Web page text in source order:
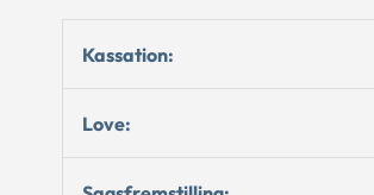
Kassation:
Love: